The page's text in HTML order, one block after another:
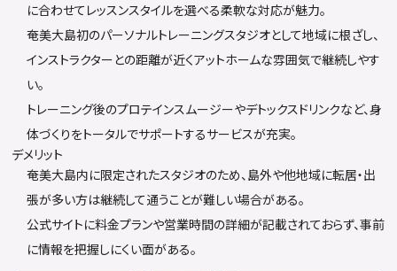
に合わせてレッスンスタイルを選べる柔軟な対応が魅力。
奄美大島初のパーソナルトレーニングスタジオとして地域に根ざし、
インストラクターとの距離が近くアットホームな雰囲気で継続しやす
い。
トレーニング後のプロテインスムージーやデトックスドリンクなど、身
体づくりをトータルでサポートするサービスが充実。
デメリット
奄美大島内に限定されたスタジオのため、島外や他地域に転居・出
張が多い方は継続して通うことが難しい場合がある。
公式サイトに料金プランや営業時間の詳細が記載されておらず、事前
に情報を把握しにくい面がある。